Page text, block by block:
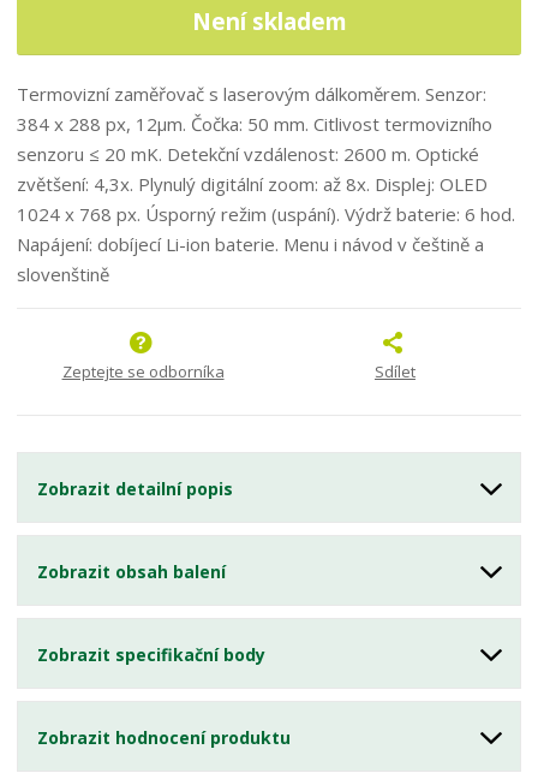
Není skladem
Termovizní zaměřovač s laserovým dálkoměrem. Senzor:
384 x 288 px, 12μm. Čočka: 50 mm. Citlivost termovizního
senzoru ≤ 20 mK. Detekční vzdálenost: 2600 m. Optické
zvětšení: 4,3x. Plynulý digitální zoom: až 8x. Displej: OLED
1024 x 768 px. Úsporný režim (uspání). Výdrž baterie: 6 hod.
Napájení: dobíjecí Li-ion baterie. Menu i návod v češtině a
slovenštině
Zeptejte se odborníka Sdílet
Zobrazit detailní popis
Zobrazit obsah balení
Zobrazit specifikační body
Zobrazit hodnocení produktu